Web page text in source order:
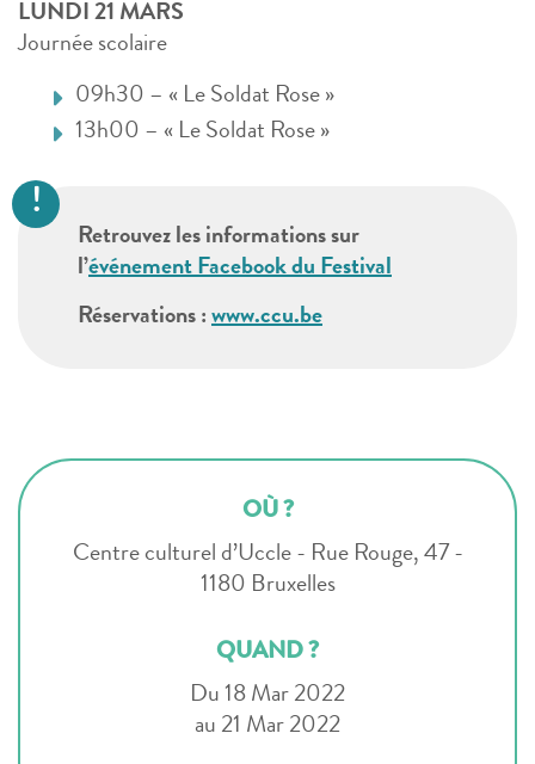
LUNDI 21 MARS
Journée scolaire
09h30 – « Le Soldat Rose »
13h00 – « Le Soldat Rose »
Retrouvez les informations sur
l’événement Facebook du Festival
Réservations : www.ccu.be
OÙ ?
Centre culturel d’Uccle - Rue Rouge, 47 -
1180 Bruxelles
QUAND ?
Du 18 Mar 2022
au 21 Mar 2022